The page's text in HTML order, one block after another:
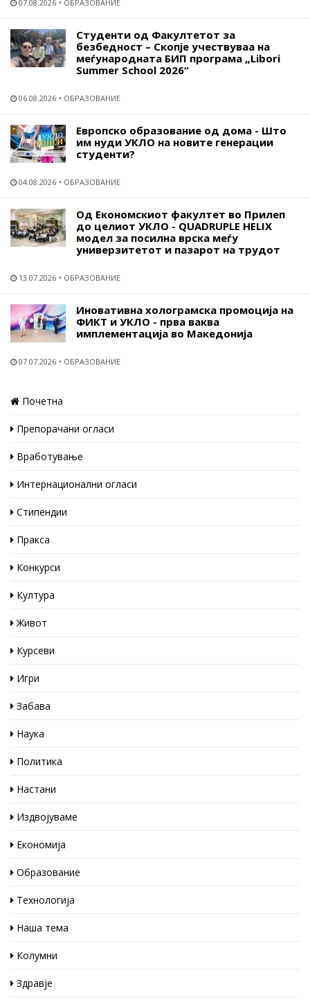
07.08.2026 ОБРАЗОВАНИЕ
Студенти од Факултетот за
безбедност – Скопје учествуваа на
меѓународната БИП програма „Libori
Summer School 2026“
06.08.2026 ОБРАЗОВАНИЕ
Европско образование од дома - Што
им нуди УКЛО на новите генерации
студенти?
04.08.2026 ОБРАЗОВАНИЕ
Од Економскиот факултет во Прилеп
до целиот УКЛО - QUADRUPLE HELIX
модел за посилна врска меѓу
универзитетот и пазарот на трудот
13.07.2026 ОБРАЗОВАНИЕ
Иновативна холограмска промоција на
ФИКТ и УКЛО - прва ваква
имплементација во Македонија
07.07.2026 ОБРАЗОВАНИЕ
Почетна
Препорачани огласи
Вработување
Интернационални огласи
Стипендии
Пракса
Конкурси
Култура
Живот
Курсеви
Игри
Забава
Наука
Политика
Настани
Издвојуваме
Економија
Образование
Технологија
Наша тема
Колумни
Здравје